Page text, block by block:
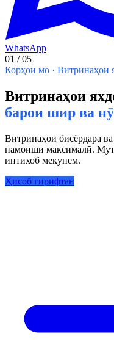
WhatsApp
01 /05
Корҳои мо · Витринаҳои
Витринаҳои
барои шир ва
Витринаҳои бисёрдара
намоиши максималӣ.
интихоб мекунем.
Ҳисоб гирифтан